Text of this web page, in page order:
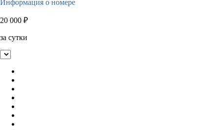
Информация о номере
20 000 ₽
за сутки